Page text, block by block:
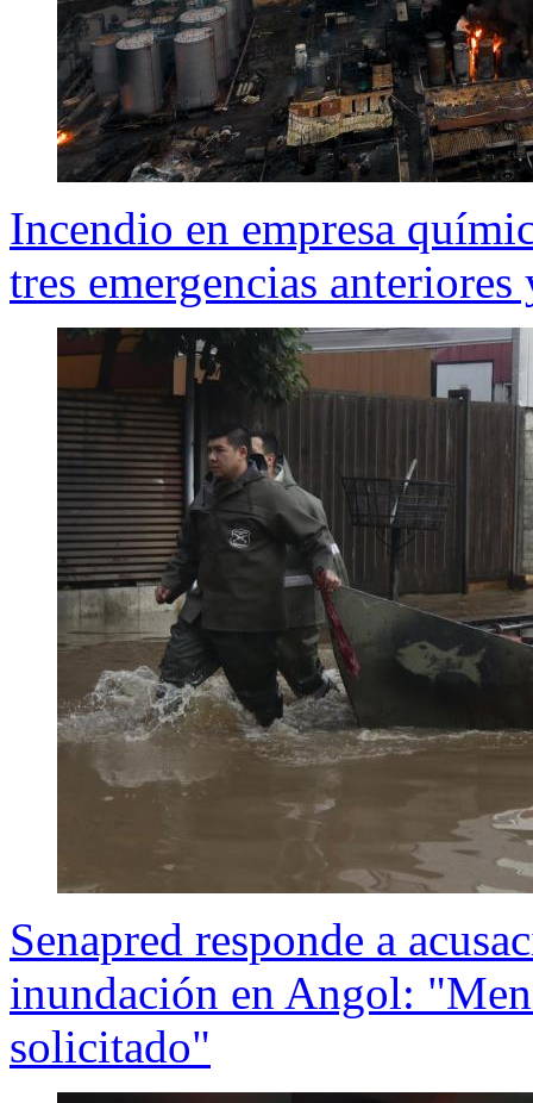
Incendio en empresa
tres emergencias
Senapred responde a
inundación en Angol:
solicitado"